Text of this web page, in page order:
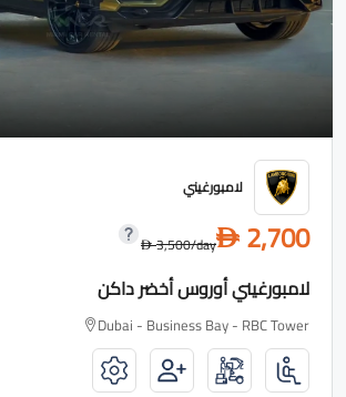
لامبورغيني
D 2,700
D3,500/day
لامبورغيني أوروس أخضر داكن
Dubai - Business Bay - RBC Tower